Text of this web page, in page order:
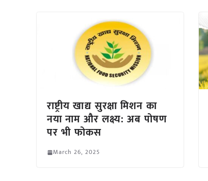
राष्ट्रीय खाद्य सुरक्षा मिशन का
नया नाम और लक्ष्य: अब पोषण
पर भी फोकस
March 26, 2025